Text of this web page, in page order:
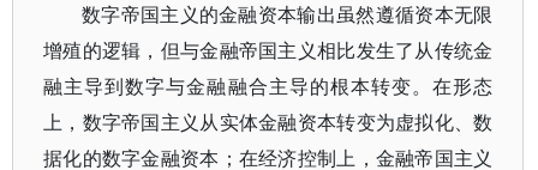
数字帝国主义的金融资本输出虽然遵循资本无限
增殖的逻辑，但与金融帝国主义相比发生了从传统金
融主导到数字与金融融合主导的根本转变。在形态
上，数字帝国主义从实体金融资本转变为虚拟化、数
据化的数字金融资本；在经济控制上，金融帝国主义